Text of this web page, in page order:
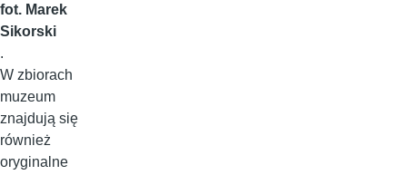
fot. Marek
Sikorski
.
W zbiorach
muzeum
znajdują się
również
oryginalne